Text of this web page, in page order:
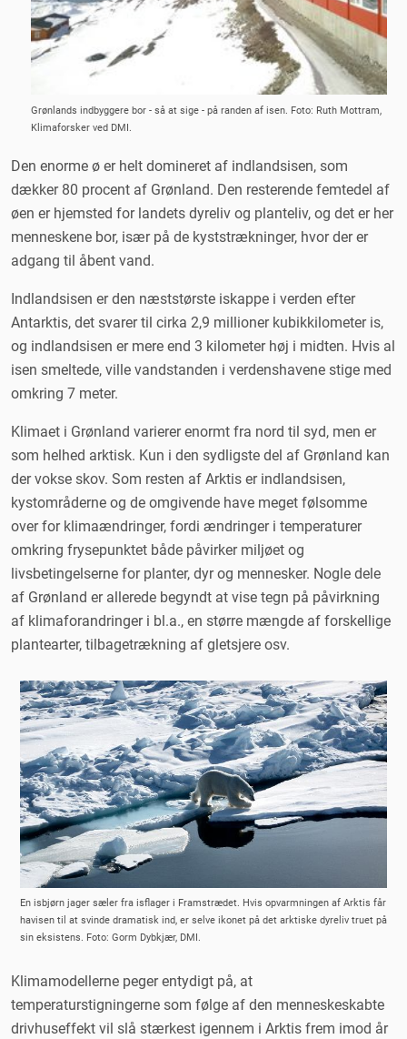
Grønlands indbyggere bor - så at sige - på randen af isen. Foto: Ruth Mottram,
Klimaforsker ved DMI.
Den enorme ø er helt domineret af indlandsisen, som
dækker 80 procent af Grønland. Den resterende femtedel af
øen er hjemsted for landets dyreliv og planteliv, og det er her
menneskene bor, især på de kyststrækninger, hvor der er
adgang til åbent vand.
Indlandsisen er den næststørste iskappe i verden efter
Antarktis, det svarer til cirka 2,9 millioner kubikkilometer is,
og indlandsisen er mere end 3 kilometer høj i midten. Hvis al
isen smeltede, ville vandstanden i verdenshavene stige med
omkring 7 meter.
Klimaet i Grønland varierer enormt fra nord til syd, men er
som helhed arktisk. Kun i den sydligste del af Grønland kan
der vokse skov. Som resten af Arktis er indlandsisen,
kystområderne og de omgivende have meget følsomme
over for klimaændringer, fordi ændringer i temperaturer
omkring frysepunktet både påvirker miljøet og
livsbetingelserne for planter, dyr og mennesker. Nogle dele
af Grønland er allerede begyndt at vise tegn på påvirkning
af klimaforandringer i bl.a., en større mængde af forskellige
plantearter, tilbagetrækning af gletsjere osv.
En isbjørn jager sæler fra isflager i Framstrædet. Hvis opvarmningen af Arktis får
havisen til at svinde dramatisk ind, er selve ikonet på det arktiske dyreliv truet på
sin eksistens. Foto: Gorm Dybkjær, DMI.
Klimamodellerne peger entydigt på, at
temperaturstigningerne som følge af den menneskeskabte
drivhuseffekt vil slå stærkest igennem i Arktis frem imod år